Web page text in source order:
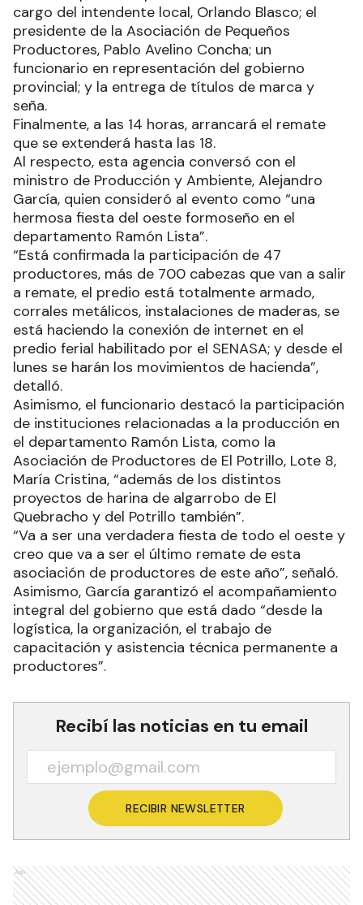
cargo del intendente local, Orlando Blasco; el
presidente de la Asociación de Pequeños
Productores, Pablo Avelino Concha; un
funcionario en representación del gobierno
provincial; y la entrega de títulos de marca y
seña.
Finalmente, a las 14 horas, arrancará el remate
que se extenderá hasta las 18.
Al respecto, esta agencia conversó con el
ministro de Producción y Ambiente, Alejandro
García, quien consideró al evento como “una
hermosa fiesta del oeste formoseño en el
departamento Ramón Lista”.
“Está confirmada la participación de 47
productores, más de 700 cabezas que van a salir
a remate, el predio está totalmente armado,
corrales metálicos, instalaciones de maderas, se
está haciendo la conexión de internet en el
predio ferial habilitado por el SENASA; y desde el
lunes se harán los movimientos de hacienda”,
detalló.
Asimismo, el funcionario destacó la participación
de instituciones relacionadas a la producción en
el departamento Ramón Lista, como la
Asociación de Productores de El Potrillo, Lote 8,
María Cristina, “además de los distintos
proyectos de harina de algarrobo de El
Quebracho y del Potrillo también”.
“Va a ser una verdadera fiesta de todo el oeste y
creo que va a ser el último remate de esta
asociación de productores de este año”, señaló.
Asimismo, García garantizó el acompañamiento
integral del gobierno que está dado “desde la
logística, la organización, el trabajo de
capacitación y asistencia técnica permanente a
productores”.
Recibí las noticias en tu email
RECIBIR NEWSLETTER
Ads